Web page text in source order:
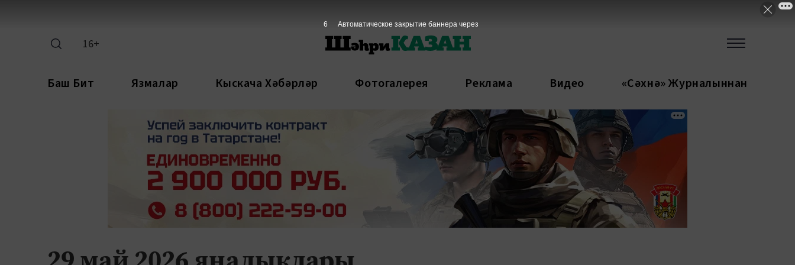
16+
Баш Бит Язмалар Кыскача Хәбәрләр Фотогалерея Реклама Видео «Сәхнә» Журналыннан
4 Автоматическое закрытие баннера через